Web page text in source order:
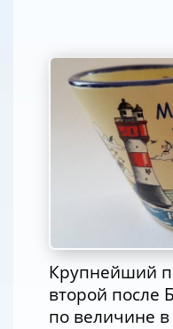
Крупнейший
второй после
по величине